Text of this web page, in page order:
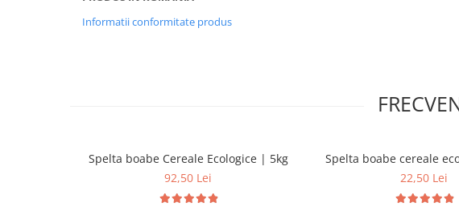
Informatii conformitate produs
Spelta boabe Cereale Ecologice | 5kg
92,50 Lei
Spelta boabe cereale
22,50 Lei